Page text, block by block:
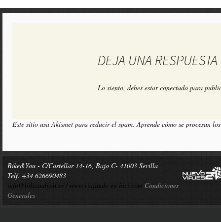
DEJA UNA RESPUESTA
Lo siento, debes estarconectado para
Este sitio usa Akismet para reducir el spam.Aprende cómo se procesan
Bike&You - C/Castellar 14-16, Bajo C- 41003 Sevilla
Telf. +34 626690483
info@bikeandyou.es / www.viajando en bici.com Condiciones
Generales